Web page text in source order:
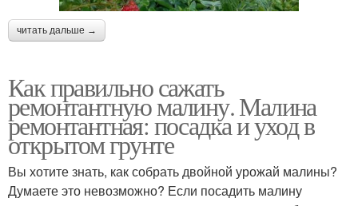
читать дальше →
Как правильно сажать
ремонтантную малину. Малина
ремонтантная: посадка и уход в
открытом грунте
Вы хотите знать, как собрать двойной урожай малины?
Думаете это невозможно? Если посадить малину